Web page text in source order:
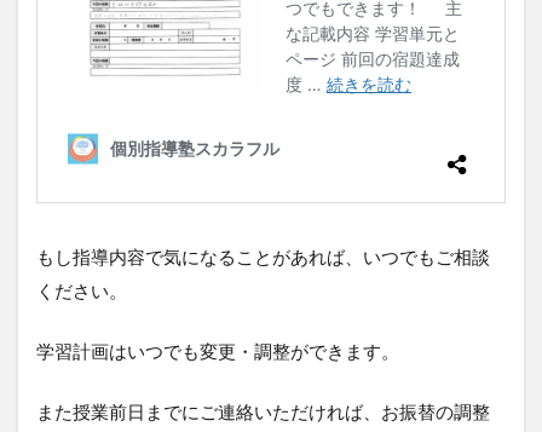
もし指導内容で気になることがあれば、いつでもご相談
ください。
学習計画はいつでも変更・調整ができます。
また授業前日までにご連絡いただければ、お振替の調整